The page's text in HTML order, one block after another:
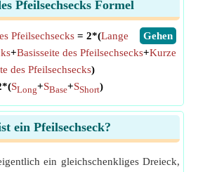
Pfeilsechsecks Formel
​Gehen
Pfeilsechsecks = 2*(Lange
+Basisseite des Pfeilsechsecks+Kurze
des Pfeilsechsecks)
SLong+SBase+SShort)
ein Pfeilsechseck?
ein gleichschenkliges Dreieck,